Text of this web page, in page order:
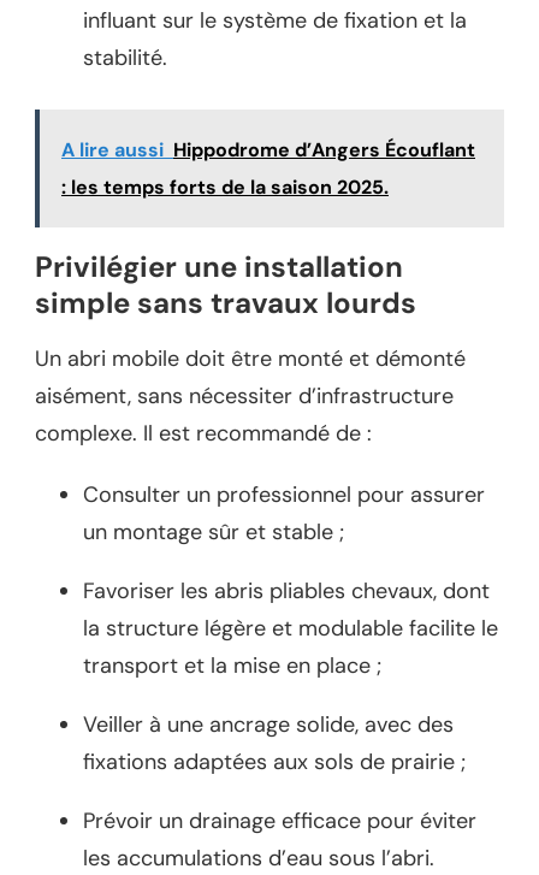
influant sur le système de fixation et la
stabilité.
A lire aussi Hippodrome d’Angers Écouflant
: les temps forts de la saison 2025.
Privilégier une installation
simple sans travaux lourds
Un abri mobile doit être monté et démonté
aisément, sans nécessiter d’infrastructure
complexe. Il est recommandé de :
Consulter un professionnel pour assurer
un montage sûr et stable ;
Favoriser les abris pliables chevaux, dont
la structure légère et modulable facilite le
transport et la mise en place ;
Veiller à une ancrage solide, avec des
fixations adaptées aux sols de prairie ;
Prévoir un drainage efficace pour éviter
les accumulations d’eau sous l’abri.